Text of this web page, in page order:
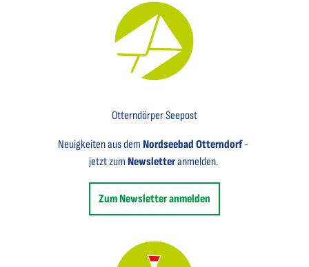
Otterndörper Seepost
Neuigkeiten aus demNordseebad Otterndorf-
jetzt zum Newsletteranmelden.
Zum Newsletter anmelden